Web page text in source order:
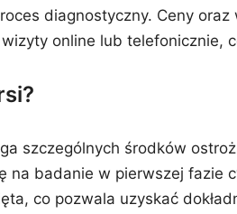
diagnostyczny. Ceny
online lub telefonicznie,
szczególnych środków
na badanie w pierwszej
co pozwala uzyskać